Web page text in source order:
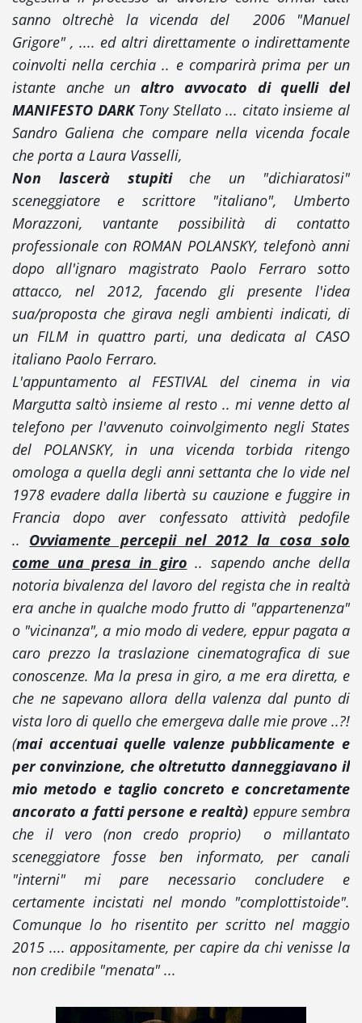
sanno oltrechè la vicenda del 2006 "Manuel
Grigore" , .... ed altri direttamente o indirettamente
coinvolti nella cerchia .. e comparirà prima per un
istante anche un altro avvocato di quelli del
MANIFESTO DARKTony Stellato ... citato insieme al
Sandro Galiena che compare nella vicenda focale
che porta a Laura Vasselli,
Non lascerà stupitiche un "dichiaratosi"
sceneggiatore e scrittore "italiano", Umberto
Morazzoni, vantante possibilità di contatto
professionale con ROMAN POLANSKY, telefonò anni
dopo all'ignaro magistrato Paolo Ferraro sotto
attacco, nel 2012, facendo gli presente l'idea
sua/proposta che girava negli ambienti indicati, di
un FILM in quattro parti, una dedicata al CASO
italiano Paolo Ferraro.
L'appuntamento al FESTIVAL del cinema in via
Margutta saltò insieme al resto .. mi venne detto al
telefono per l'avvenuto coinvolgimento negli States
del POLANSKY, in una vicenda torbida ritengo
omologa a quella degli anni settanta che lo vide nel
1978 evadere dalla libertà su cauzione e fuggire in
Francia dopo aver confessato attività pedofile
.. Ovviamente percepii nel 2012 la cosa solo
come una presa in giro .. sapendo anche della
notoria bivalenza del lavoro del regista che in realtà
era anche in qualche modo frutto di "appartenenza"
o "vicinanza", a mio modo di vedere, eppur pagata a
caro prezzo la traslazione cinematografica di sue
conoscenze. Ma la presa in giro, a me era diretta, e
che ne sapevano allora della valenza dal punto di
vista loro di quello che emergeva dalle mie prove ..?!
(mai accentuai quelle valenze pubblicamente e
per convinzione, che oltretutto danneggiavano il
mio metodo e taglio concreto e concretamente
ancorato a fatti persone e realtà) eppure sembra
che il vero (non credo proprio) o millantato
sceneggiatore fosse ben informato, per canali
"interni" mi pare necessario concludere e
certamente incistati nel mondo "complottistoide".
Comunque lo ho risentito per scritto nel maggio
2015 .... appositamente, per capire da chi venisse la
non credibile "menata" ...